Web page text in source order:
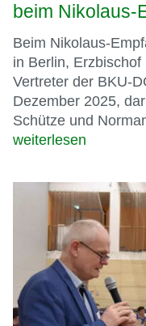
beim Nikolaus-
Beim Nikolaus-
in Berlin,
Vertreter der BKU-
Dezember 2025,
Schütze und
weiterlesen